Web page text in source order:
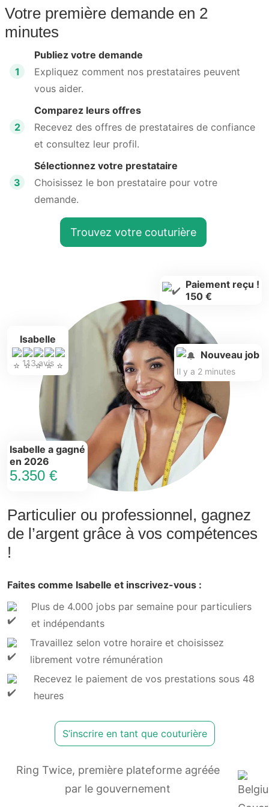
Votre première demande en 2
minutes
1
Publiez votre demande
Expliquez comment nos prestataires peuvent
vous aider.
2
Comparez leurs offres
Recevez des offres de prestataires de confiance
et consultez leur profil.
3
Sélectionnez votre prestataire
Choisissez le bon prestataire pour votre
demande.
Trouvez votre couturière
Particulier ou professionnel, gagnez
de l’argent grâce à vos compétences
!
Faites comme Isabelle et inscrivez-vous :
Plus de 4.000 jobs par semaine pour particuliers
et indépendants
Travaillez selon votre horaire et choisissez
librement votre rémunération
Recevez le paiement de vos prestations sous 48
heures
S’inscrire en tant que couturière
Isabelle
113 avis
Isabelle a gagné
en 2026
5.350 €
Paiement reçu !
150 €
Nouveau job
Il y a 2 minutes
Ring Twice, première plateforme agréée
par le gouvernement